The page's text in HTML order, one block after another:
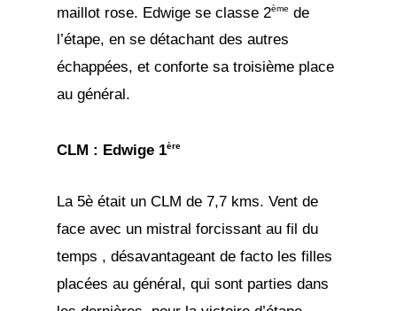
maillot rose. Edwige se classe 2ème de
l’étape, en se détachant des autres
échappées, et conforte sa troisième place
au général.
CLM : Edwige 1ère
La 5è était un CLM de 7,7 kms. Vent de
face avec un mistral forcissant au fil du
temps , désavantageant de facto les filles
placées au général, qui sont parties dans